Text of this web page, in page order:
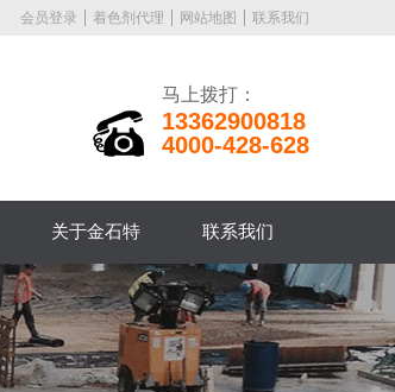
会员登录 着色剂代理 网站地图 联系我们
马上拨打：
13362900818
4000-428-628
关于金石特 联系我们